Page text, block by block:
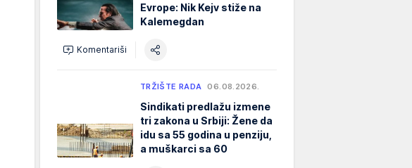
Evrope: Nik Kejv stiže na
Kalemegdan
Komentariši
TRŽIŠTE RADA 06.08.2026.
Sindikati predlažu izmene
tri zakona u Srbiji: Žene da
idu sa 55 godina u penziju,
a muškarci sa 60